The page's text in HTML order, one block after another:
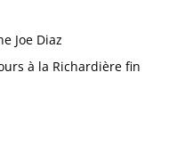
Joe Diaz
à la Richardière fin